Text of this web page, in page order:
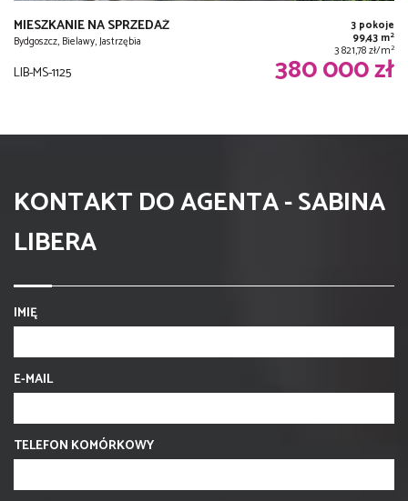
MIESZKANIE NA SPRZEDAŻ
Bydgoszcz, Bielawy, Jastrzębia
3 pokoje
99,43 m2
3 821,78 zł/m2
LIB-MS-1125 380 000 zł
KONTAKT DO AGENTA - SABINA
LIBERA
IMIĘ
E-MAIL
TELEFON KOMÓRKOWY